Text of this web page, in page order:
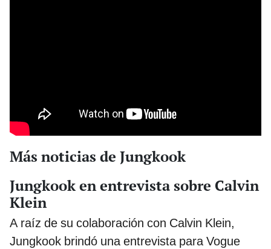
Más noticias de Jungkook
Jungkook en entrevista sobre Calvin
Klein
A raíz de su colaboración con Calvin Klein,
Jungkook brindó una entrevista para Vogue